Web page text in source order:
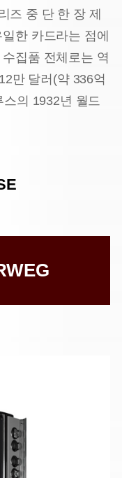
즈 중 단 한 장 제
한 카드라는 점에
집품 전체로는 역
만 달러(약 336억
의 1932년 월드